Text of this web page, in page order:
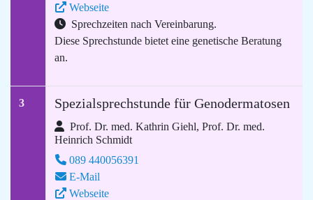
Webseite
Sprechzeiten nach Vereinbarung.
Diese Sprechstunde bietet eine genetische Beratung
an.
3 Spezialsprechstunde für Genodermatosen
Prof. Dr. med. Kathrin Giehl, Prof. Dr. med.
Heinrich Schmidt
089 440056391
E-Mail
Webseite